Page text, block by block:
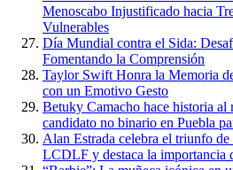
Menoscabo Injustificado hacia
Vulnerables
Día Mundial contra el Sida:
Fomentando la Comprensión
Taylor Swift Honra la Memoria
con un Emotivo Gesto
Betuky Camacho hace historia al
candidato no binario en Puebla
Alan Estrada celebra el triunfo
LCDLF y destaca la